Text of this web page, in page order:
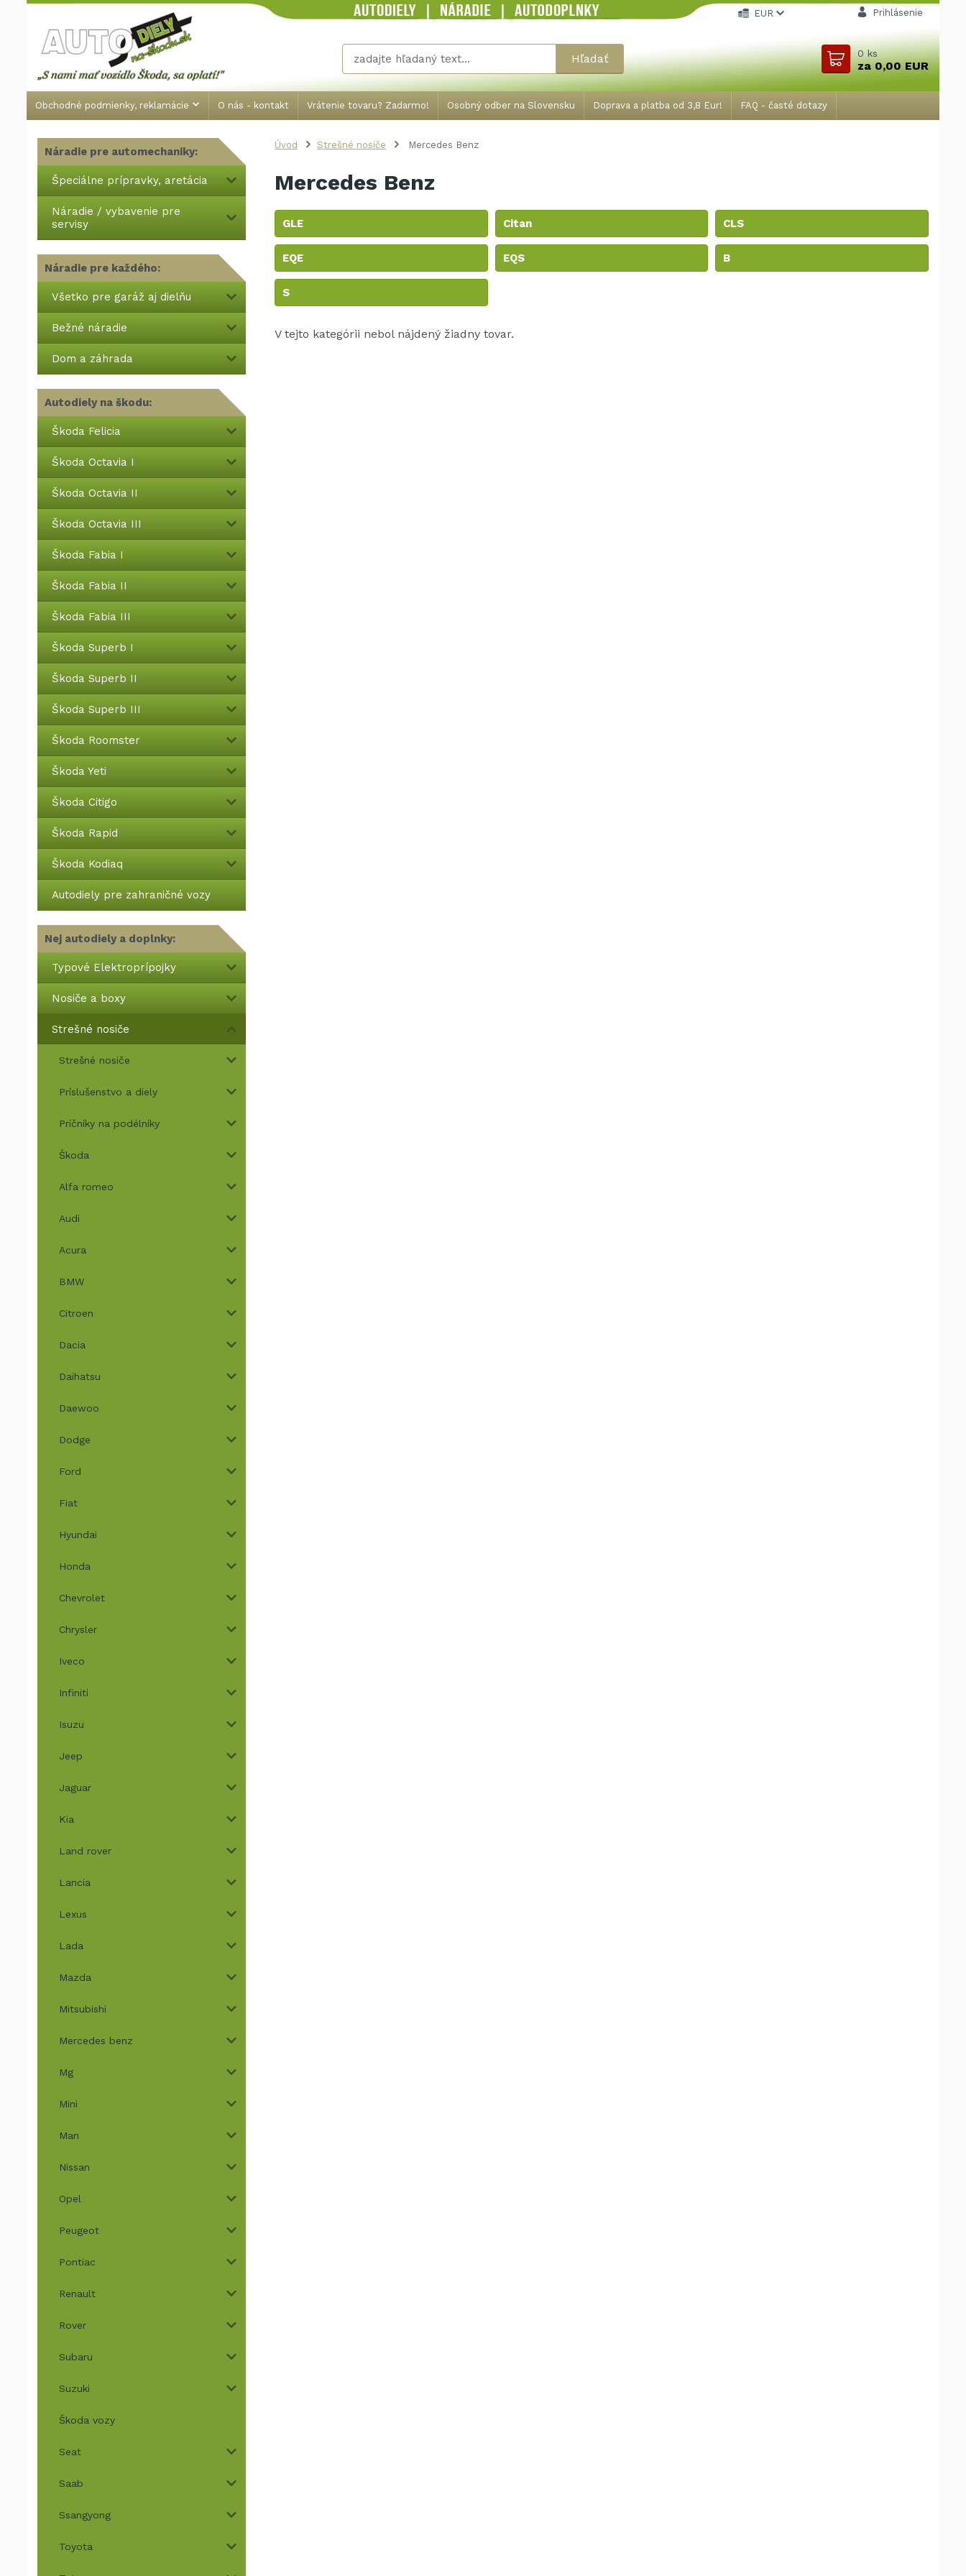
Obchodné podmienky, reklamácie O nás - kontakt Vrátenie tovaru? Zadarmo! Osobný odber na Slovensku Doprava a platba od 3,8 Eur! FAQ - časté dotazy
EUR Prihlásenie
Hľadať 0ks
za0,00 EUR
Náradie pre automechaniky:
Špeciálne prípravky, aretácia
Náradie / vybavenie pre
servisy
Náradie pre každého:
Všetko pre garáž aj dielňu
Bežné náradie
Dom a záhrada
Autodiely na škodu:
Škoda Felicia
Škoda Octavia I
Škoda Octavia II
Škoda Octavia III
Škoda Fabia I
Škoda Fabia II
Škoda Fabia III
Škoda Superb I
Škoda Superb II
Škoda Superb III
Škoda Roomster
Škoda Yeti
Škoda Citigo
Škoda Rapid
Škoda Kodiaq
Autodiely pre zahraničné vozy
Nej autodiely a doplnky:
Typové Elektroprípojky
Nosiče a boxy
Strešné nosiče
Strešné nosiče
Príslušenstvo a diely
Príčníky na podélníky
Škoda
Alfa romeo
Audi
Acura
BMW
Citroen
Dacia
Daihatsu
Daewoo
Dodge
Ford
Fiat
Hyundai
Honda
Chevrolet
Chrysler
Iveco
Infiniti
Isuzu
Jeep
Jaguar
Kia
Land rover
Lancia
Lexus
Lada
Mazda
Mitsubishi
Mercedes benz
Mg
Mini
Man
Nissan
Opel
Peugeot
Pontiac
Renault
Rover
Subaru
Suzuki
Škoda vozy
Seat
Saab
Ssangyong
Toyota
Úvod Strešné nosiče Mercedes Benz
Mercedes Benz
GLE Citan CLS
EQE EQS B
S
V tejto kategórii nebol nájdený žiadny tovar.